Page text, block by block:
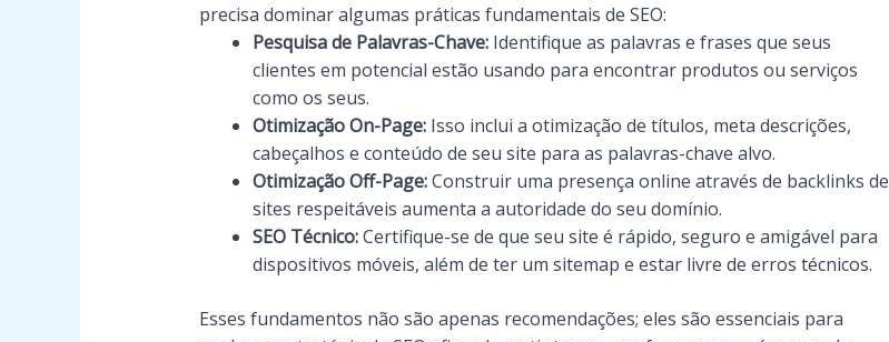
precisa dominar algumas práticas fundamentais de SEO:
Pesquisa de Palavras-Chave:Identifique as palavras e frases que seus
clientes em potencial estão usando para encontrar produtos ou serviços
como os seus.
Otimização On-Page:Isso inclui a otimização de títulos, meta descrições,
cabeçalhos e conteúdo de seu site para as palavras-chave alvo.
Otimização Off-Page:Construir uma presença online através de backlinks de
sites respeitáveis aumenta a autoridade do seu domínio.
SEO Técnico:Certifique-se de que seu site é rápido, seguro e amigável para
dispositivos móveis, além de ter um sitemap e estar livre de erros técnicos.
Esses fundamentos não são apenas recomendações; eles são essenciais para